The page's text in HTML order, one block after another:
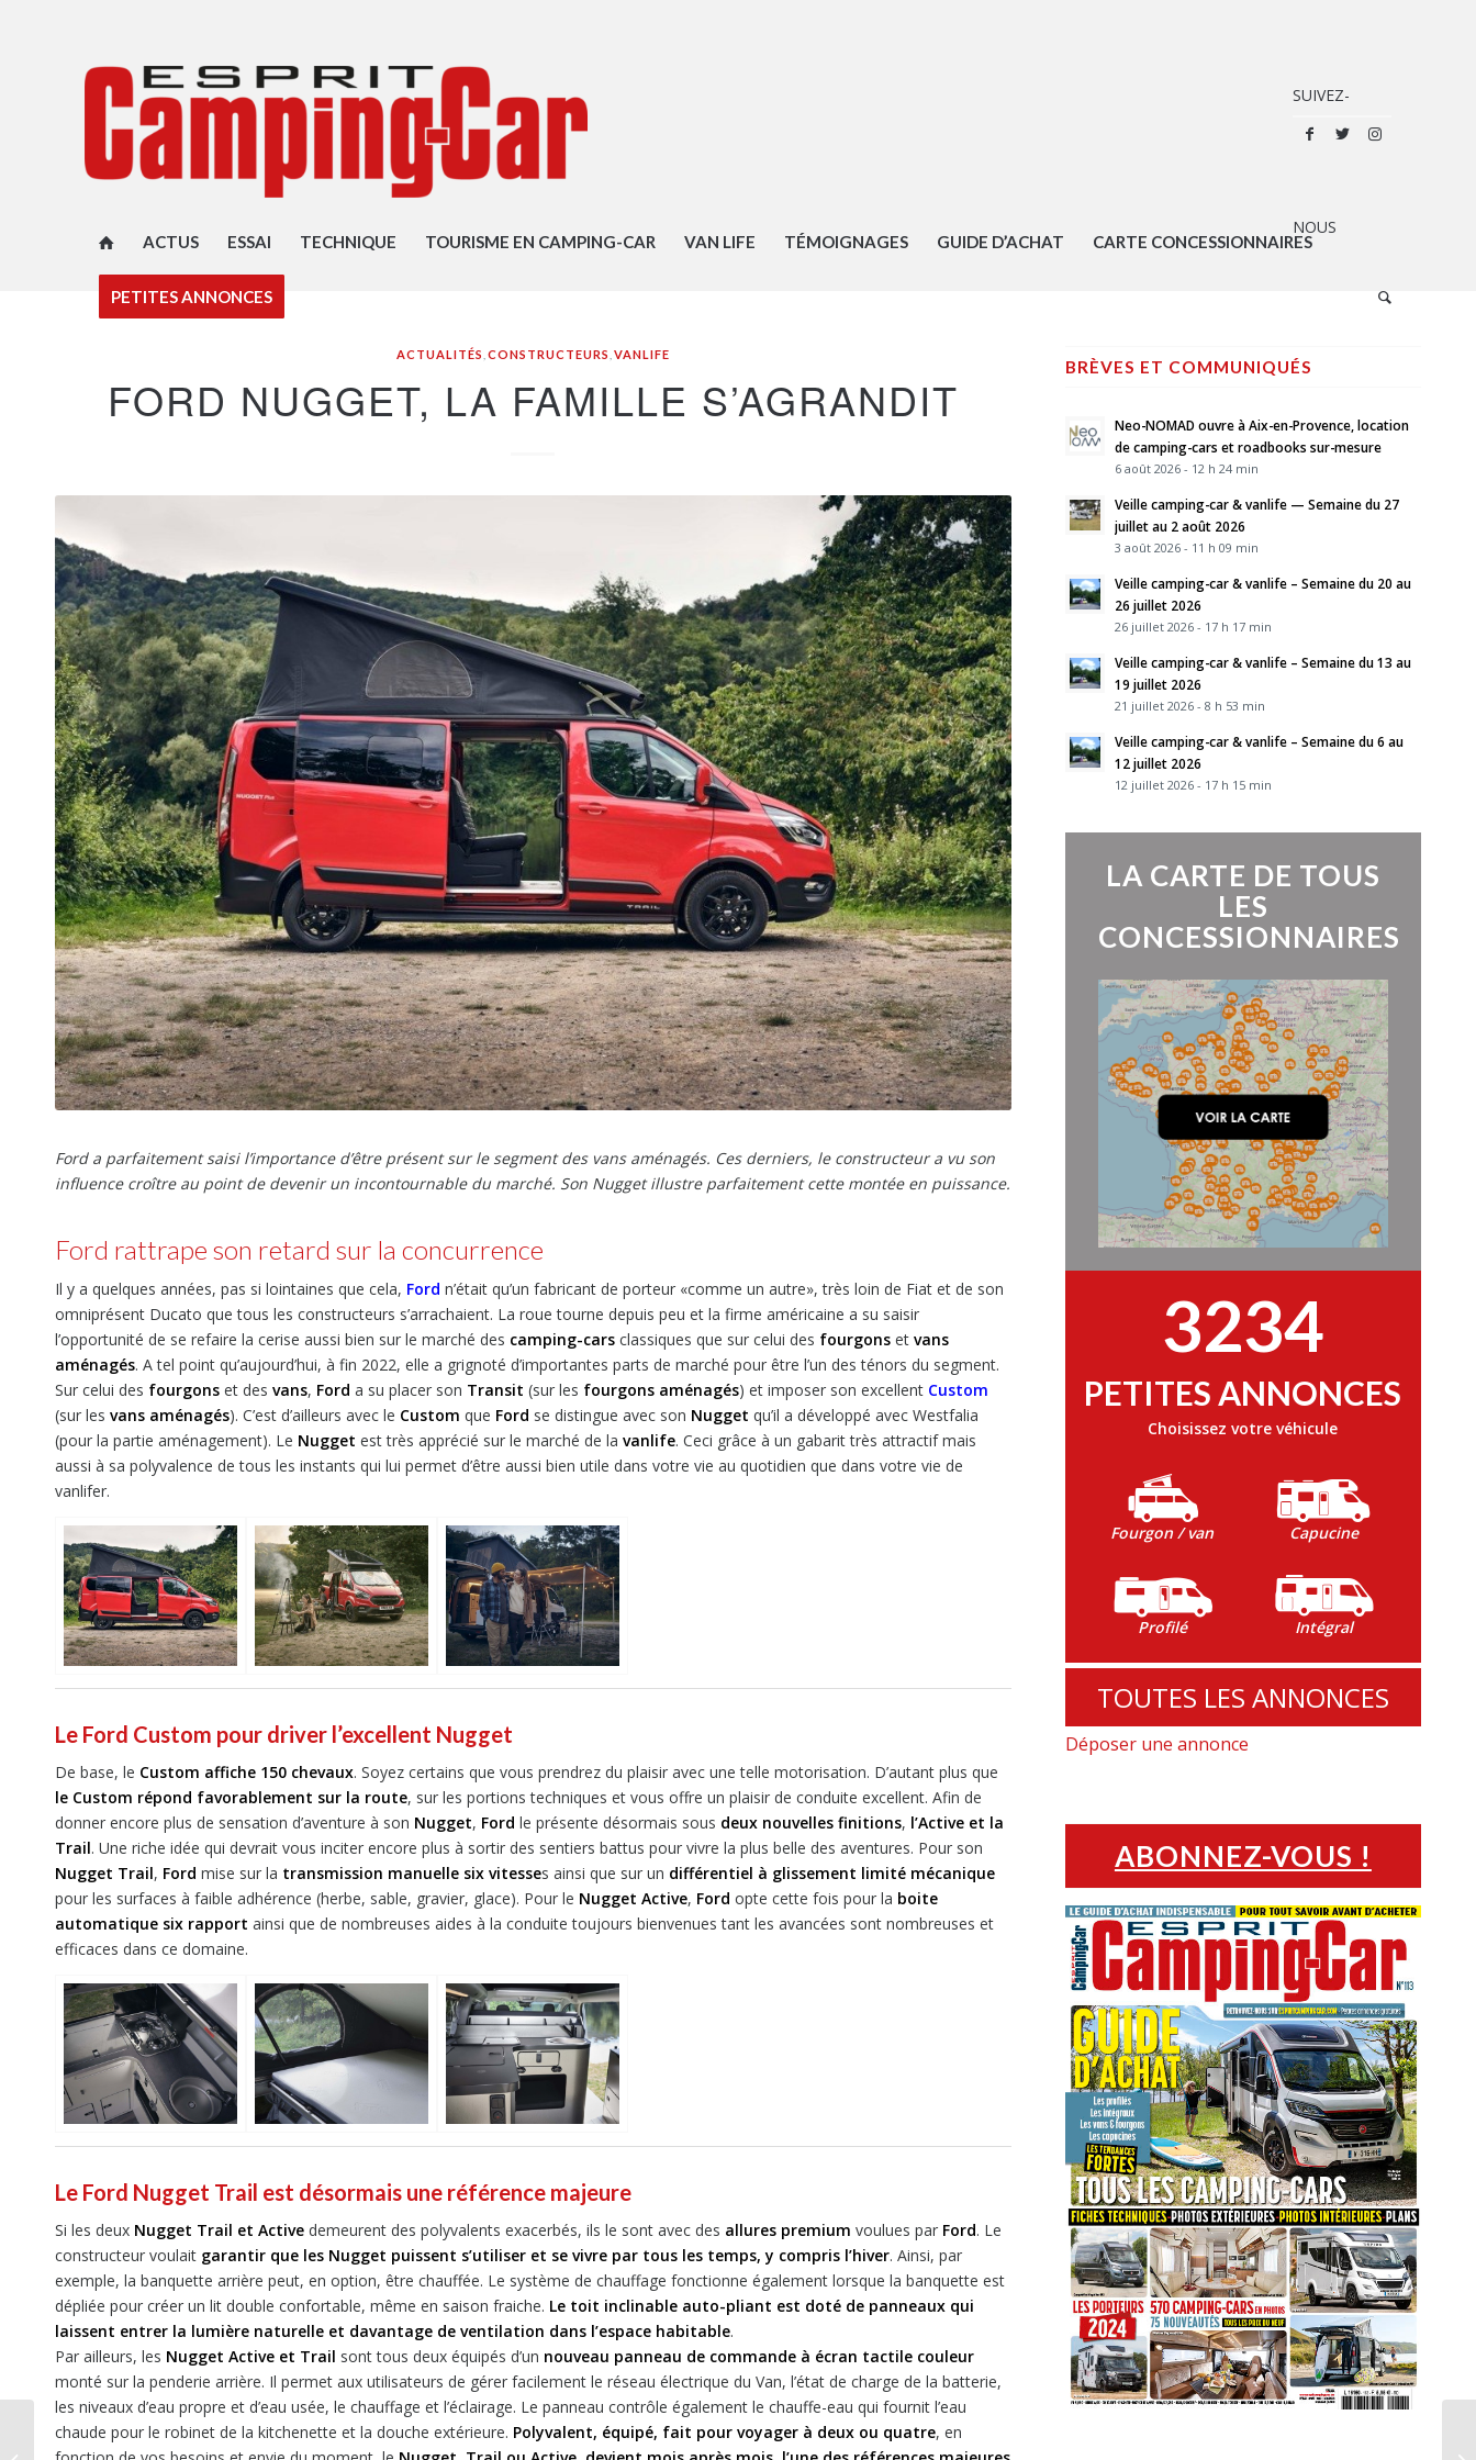
ACTUS ESSAI TECHNIQUE TOURISME EN CAMPING-CAR VAN LIFE TÉMOIGNAGES GUIDE D’ACHAT CARTE CONCESSIONNAIRES
PETITES ANNONCES
ACTUALITÉS CONSTRUCTEURS VANLIFE
FORD NUGGET, LA FAMILLE S’AGRANDIT
Ford a parfaitement saisi l’importance d’être présent sur le segment des vans aménagés. Ces derniers, le constructeur a vu son
influence croître au point de devenir un incontournable du marché. Son Nugget illustre parfaitement cette montée en puissance.
Ford rattrape son retard sur la concurrence
Il y a quelques années, pas si lointaines que cela, Ford n’était qu’un fabricant de porteur «comme un autre», très loin de Fiat et de son
omniprésent Ducato que tous les constructeurs s’arrachaient. La roue tourne depuis peu et la firme américaine a su saisir
l’opportunité de se refaire la cerise aussi bien sur le marché des camping-cars classiques que sur celui des fourgons et vans
aménagés. A tel point qu’aujourd’hui, à fin 2022, elle a grignoté d’importantes parts de marché pour être l’un des ténors du segment.
Sur celui des fourgons et des vans, Ford a su placer son Transit (sur les fourgons aménagés) et imposer son excellent Custom
(sur les vans aménagés). C’est d’ailleurs avec le Custom que Ford se distingue avec son Nugget qu’il a développé avec Westfalia
(pour la partie aménagement). Le Nugget est très apprécié sur le marché de la vanlife. Ceci grâce à un gabarit très attractif mais
aussi à sa polyvalence de tous les instants qui lui permet d’être aussi bien utile dans votre vie au quotidien que dans votre vie de
vanlifer.
Le Ford Custom pour driver l’excellent Nugget
De base, le Custom affiche 150 chevaux. Soyez certains que vous prendrez du plaisir avec une telle motorisation. D’autant plus que
le Custom répond favorablement sur la route, sur les portions techniques et vous offre un plaisir de conduite excellent. Afin de
donner encore plus de sensation d’aventure à son Nugget, Ford le présente désormais sous deux nouvelles finitions, l’Active et la
Trail. Une riche idée qui devrait vous inciter encore plus à sortir des sentiers battus pour vivre la plus belle des aventures. Pour son
Nugget Trail, Ford mise sur la transmission manuelle six vitesses ainsi que sur un différentiel à glissement limité mécanique
pour les surfaces à faible adhérence (herbe, sable, gravier, glace). Pour le Nugget Active, Ford opte cette fois pour la boite
automatique six rapport ainsi que de nombreuses aides à la conduite toujours bienvenues tant les avancées sont nombreuses et
efficaces dans ce domaine.
Le Ford Nugget Trail est désormais une référence majeure
Si les deux Nugget Trail et Active demeurent des polyvalents exacerbés, ils le sont avec des allures premium voulues par Ford. Le
constructeur voulait garantir que les Nugget puissent s’utiliser et se vivre par tous les temps, y compris l’hiver. Ainsi, par
exemple, la banquette arrière peut, en option, être chauffée. Le système de chauffage fonctionne également lorsque la banquette est
dépliée pour créer un lit double confortable, même en saison fraiche. Le toit inclinable auto-pliant est doté de panneaux qui
laissent entrer la lumière naturelle et davantage de ventilation dans l’espace habitable.
Par ailleurs, les Nugget Active et Trail sont tous deux équipés d’un nouveau panneau de commande à écran tactile couleur
monté sur la penderie arrière. Il permet aux utilisateurs de gérer facilement le réseau électrique du Van, l’état de charge de la batterie,
les niveaux d’eau propre et d’eau usée, le chauffage et l’éclairage. Le panneau contrôle également le chauffe-eau qui fournit l’eau
chaude pour le robinet de la kitchenette et la douche extérieure. Polyvalent, équipé, fait pour voyager à deux ou quatre, en
BRÈVES ET COMMUNIQUÉS
Neo-NOMAD ouvre à Aix-en-Provence, location
de camping-cars et roadbooks sur-mesure
6 août 2026 - 12 h 24 min
Veille camping-car & vanlife — Semaine du 27
juillet au 2 août 2026
3 août 2026 - 11 h 09 min
Veille camping-car & vanlife – Semaine du 20 au
26 juillet 2026
26 juillet 2026 - 17 h 17 min
Veille camping-car & vanlife – Semaine du 13 au
19 juillet 2026
21 juillet 2026 - 8 h 53 min
Veille camping-car & vanlife – Semaine du 6 au
12 juillet 2026
12 juillet 2026 - 17 h 15 min
LA CARTE DE TOUS
LES
CONCESSIONNAIRES
3234
PETITES ANNONCES
Choisissez votre véhicule
Fourgon / van Capucine
Profilé Intégral
TOUTES LES ANNONCES
Déposer une annonce
ABONNEZ-VOUS !
SUPER ESSAI :